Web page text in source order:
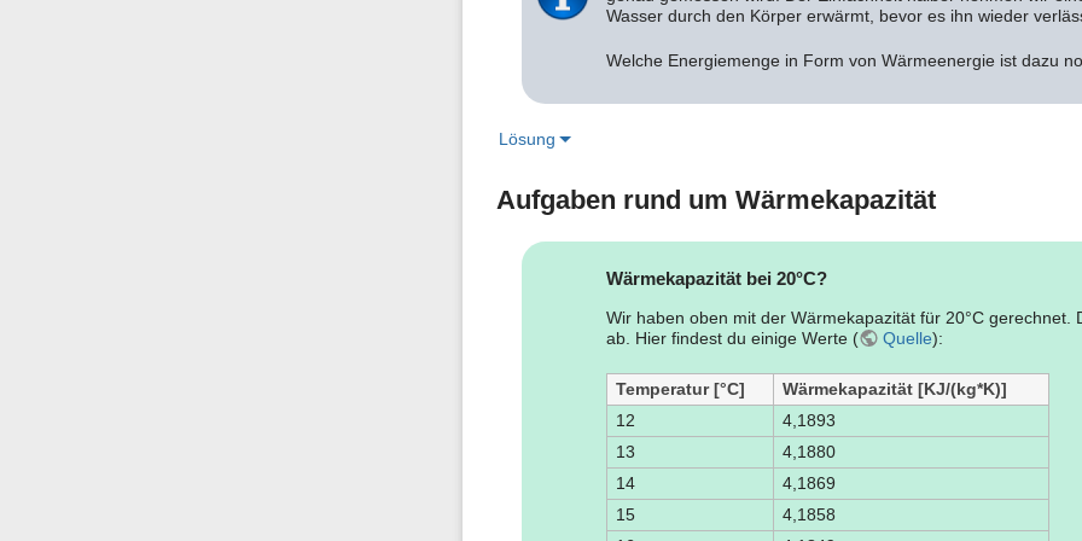
Wasser durch den Körper erwärmt, bevor es ihn wieder
Welche Energiemenge in Form von Wärmeenergie ist dazu
Lösung
Aufgaben rund um Wärmekapazität
Wärmekapazität bei 20°C?
Wir haben oben mit der Wärmekapazität für 20°C
ab. Hier findest du einige Werte (
Quelle):
Temperatur [°C]
Wärmekapazität [KJ/(kg*K)]
12
4,1893
13
4,1880
14
4,1869
15
4,1858